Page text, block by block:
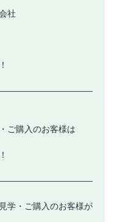
社
ご購入のお客様は
学・ご購入のお客様が